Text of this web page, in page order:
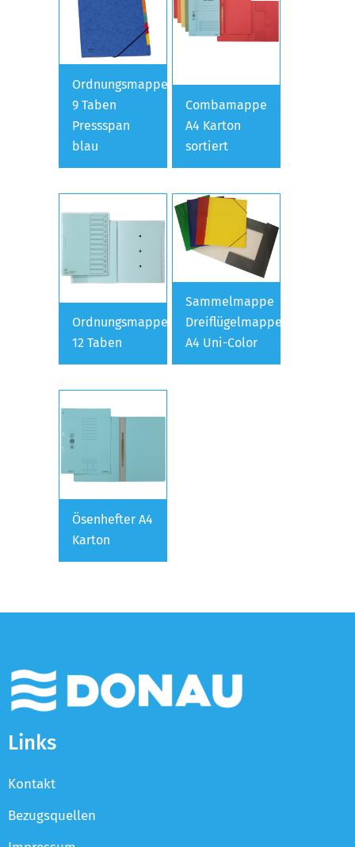
Ordnungsmappe
9 Taben
Pressspan
blau
Combamappe
A4 Karton
sortiert
Ordnungsmappe
12 Taben
Sammelmappe
Dreiflügelmappe
A4 Uni-Color
Ösenhefter A4
Karton
Links
Kontakt
Bezugsquellen